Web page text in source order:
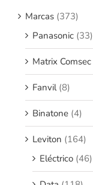
Marcas (373)
Panasonic (33)
Matrix Comsec
Fanvil (8)
Binatone (4)
Leviton (164)
Eléctrico (46)